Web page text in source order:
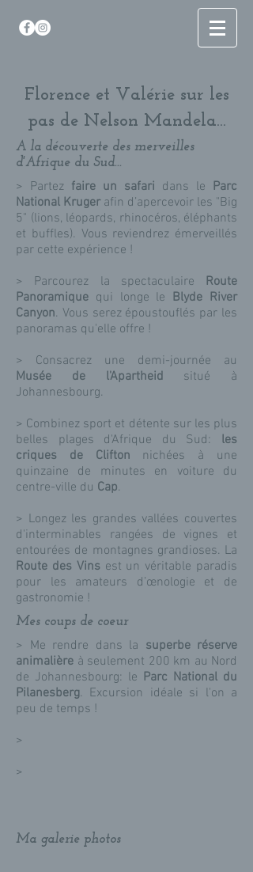
Florence et Valérie sur les
pas de Nelson Mandela...
A la découverte des merveilles
d'Afrique du Sud...
> Partez faire un safari dans le Parc
National Krugerafin d’apercevoir les "Big
5" (lions, léopards, rhinocéros, éléphants
et buffles). Vous reviendrez émerveillés
par cette expérience !
> Parcourez la spectaculaire Route
Panoramique qui longe le Blyde River
Canyon. Vous serez époustouflés par les
panoramas qu'elle offre !
> Consacrez une demi-journée au
Musée de l'Apartheid situé à
Johannesbourg.
> Combinez sport et détente sur les plus
belles plages d'Afrique du Sud: les
criques de Clifton nichées à une
quinzaine de minutes en voiture du
centre-ville du Cap.
> Longez les grandes vallées couvertes
d'interminables rangées de vignes et
entourées de montagnes grandioses. La
Route des Vinsest un véritable paradis
pour les amateurs d’œnologie et de
gastronomie !
Mes coups de coeur
> Me rendre dans la superbe réserve
animalière à seulement 200 km au Nord
de Johannesbourg: le Parc National du
Pilanesberg. Excursion idéale si l'on a
peu de temps !
>
>
Ma galerie photos